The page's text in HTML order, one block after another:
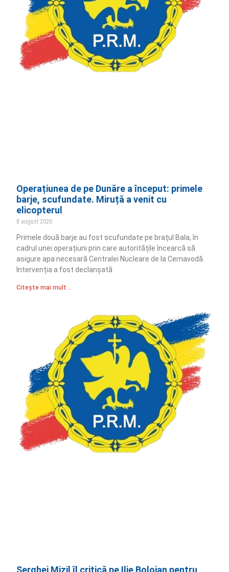
Operațiunea de pe Dunăre a început: primele
barje, scufundate. Miruță a venit cu
elicopterul
8 august 2026
Primele două barje au fost scufundate pe brațul Bala, în
cadrul unei operațiuni prin care autoritățile încearcă să
asigure apa necesară Centralei Nucleare de la Cernavodă.
Intervenția a fost declanșată
Citește mai mult ..
Serghei Mizil îl critică pe Ilie Bolojan pentru